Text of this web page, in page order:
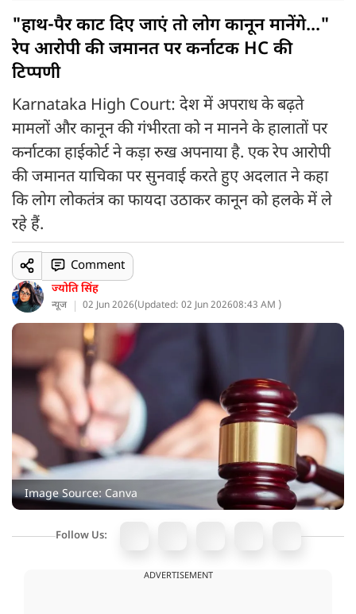
"हाथ-पैर काट दिए जाएं तो लोग कानून मानेंगे..."
रेप आरोपी की जमानत पर कर्नाटक HC की
टिप्पणी
Karnataka High Court: देश में अपराध के बढ़ते
मामलों और कानून की गंभीरता को न मानने के हालातों पर
कर्नाटका हाईकोर्ट ने कड़ा रुख अपनाया है. एक रेप आरोपी
की जमानत याचिका पर सुनवाई करते हुए अदलात ने कहा
कि लोग लोकतंत्र का फायदा उठाकर कानून को हलके में ले
रहे हैं.
ज्योति सिंह
न्यूज 02 Jun 2026(Updated: 02 Jun 202608:43 AM )
Comment
Image Source: Canva
Follow Us:
ADVERTISEMENT